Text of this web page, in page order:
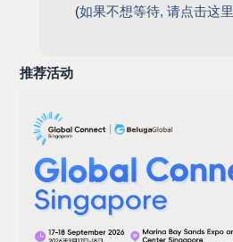
(如果不想等待, 请点击这里
推荐活动